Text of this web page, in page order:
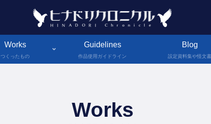
Works
つくったもの
Guidelines
作品使用ガイドライン
Blog
設定資料集や怪文書
Works